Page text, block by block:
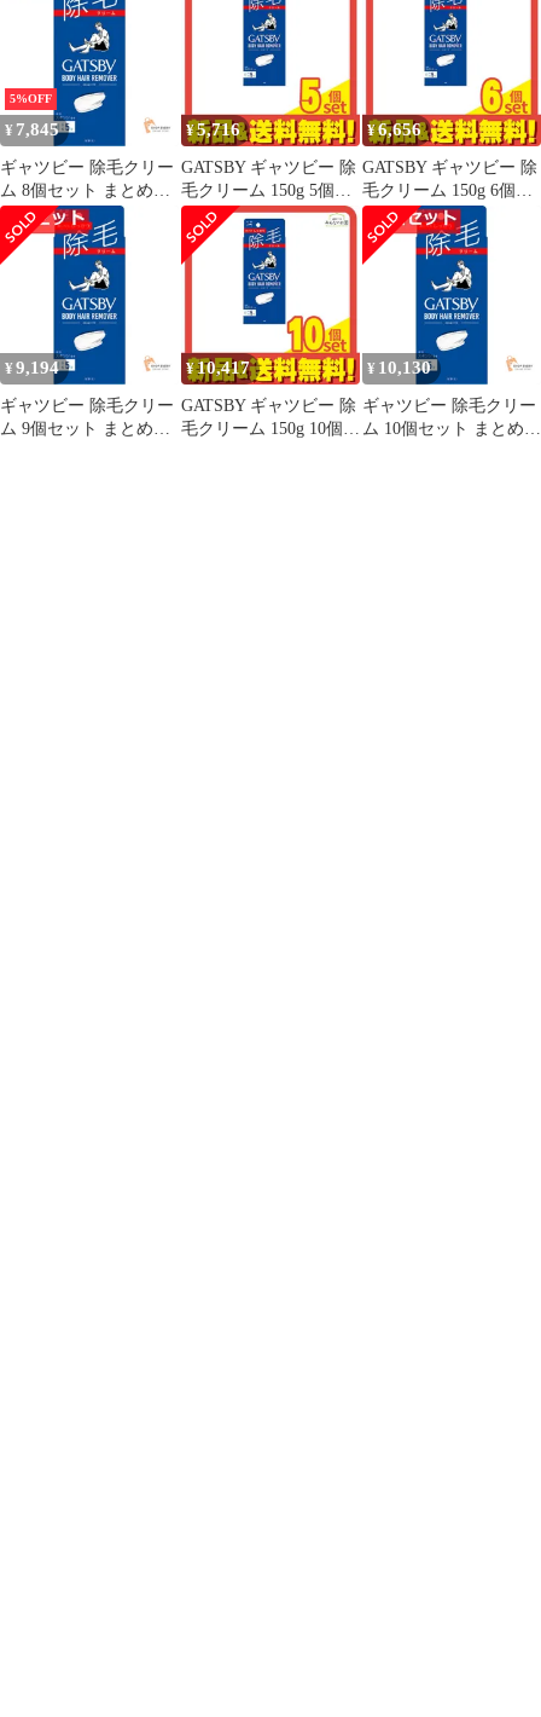
5%OFF
¥ 7,845
ギャツビー 除毛クリー
ム 8個セット まとめ売
り
¥5,716
GATSBY ギャツビー 除
毛クリーム 150g 5個セ
ット まとめ売り
¥6,656
GATSBY ギャツビー 除
毛クリーム 150g 6個セ
ット まとめ売り
¥ 9,194
ギャツビー 除毛クリー
ム 9個セット まとめ売
¥10,417
GATSBY ギャツビー 除
毛クリーム 150g 10個セ
¥ 10,130
ギャツビー 除毛クリー
ム 10個セット まとめ売